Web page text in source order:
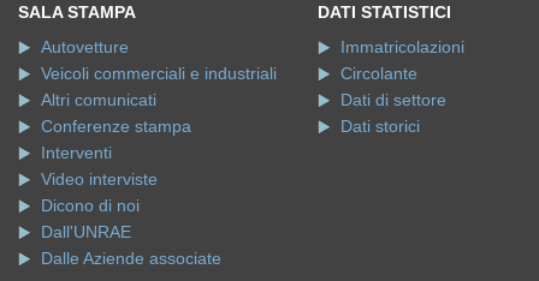
SALA STAMPA
Autovetture
Veicoli commerciali e industriali
Altri comunicati
Conferenze stampa
Interventi
Video interviste
Dicono di noi
Dall'UNRAE
Dalle Aziende associate
DATI STATISTICI
Immatricolazioni
Circolante
Dati di settore
Dati storici